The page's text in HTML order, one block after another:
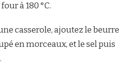
à 180 °C.
casserole, ajoutez le beurre
en morceaux, et le sel puis